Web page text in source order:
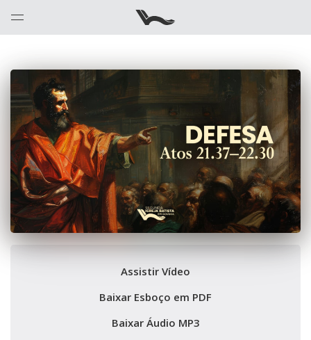
Assistir Vídeo
Baixar Esboço em PDF
Baixar Áudio MP3